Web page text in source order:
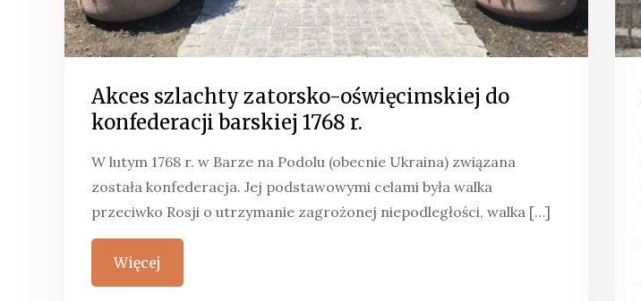
Akces szlachty zatorsko-oświęcimskiej do
konfederacji barskiej 1768 r.
W lutym 1768 r. w Barze na Podolu (obecnie Ukraina) związana
została konfederacja. Jej podstawowymi celami była walka
przeciwko Rosji o utrzymanie zagrożonej niepodległości, walka […]
Więcej